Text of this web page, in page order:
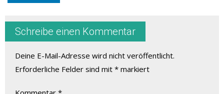
Schreibe einen Kommentar
Deine E-Mail-Adresse wird nicht veröffentlicht.
Erforderliche Felder sind mit * markiert